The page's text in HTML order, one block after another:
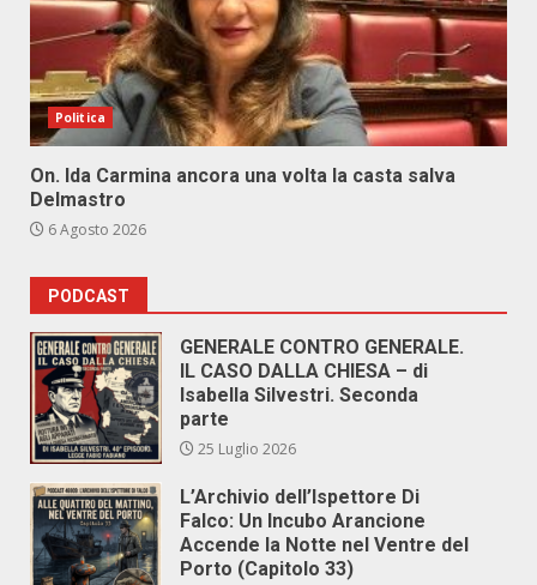
Politica
On. Ida Carmina ancora una volta la casta salva
Delmastro
6 Agosto 2026
PODCAST
GENERALE CONTRO GENERALE.
IL CASO DALLA CHIESA – di
Isabella Silvestri. Seconda
parte
25 Luglio 2026
L’Archivio dell’Ispettore Di
Falco: Un Incubo Arancione
Accende la Notte nel Ventre del
Porto (Capitolo 33)